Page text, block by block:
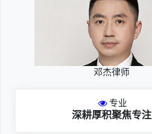
邓杰律师
专业
深耕厚积聚焦专注